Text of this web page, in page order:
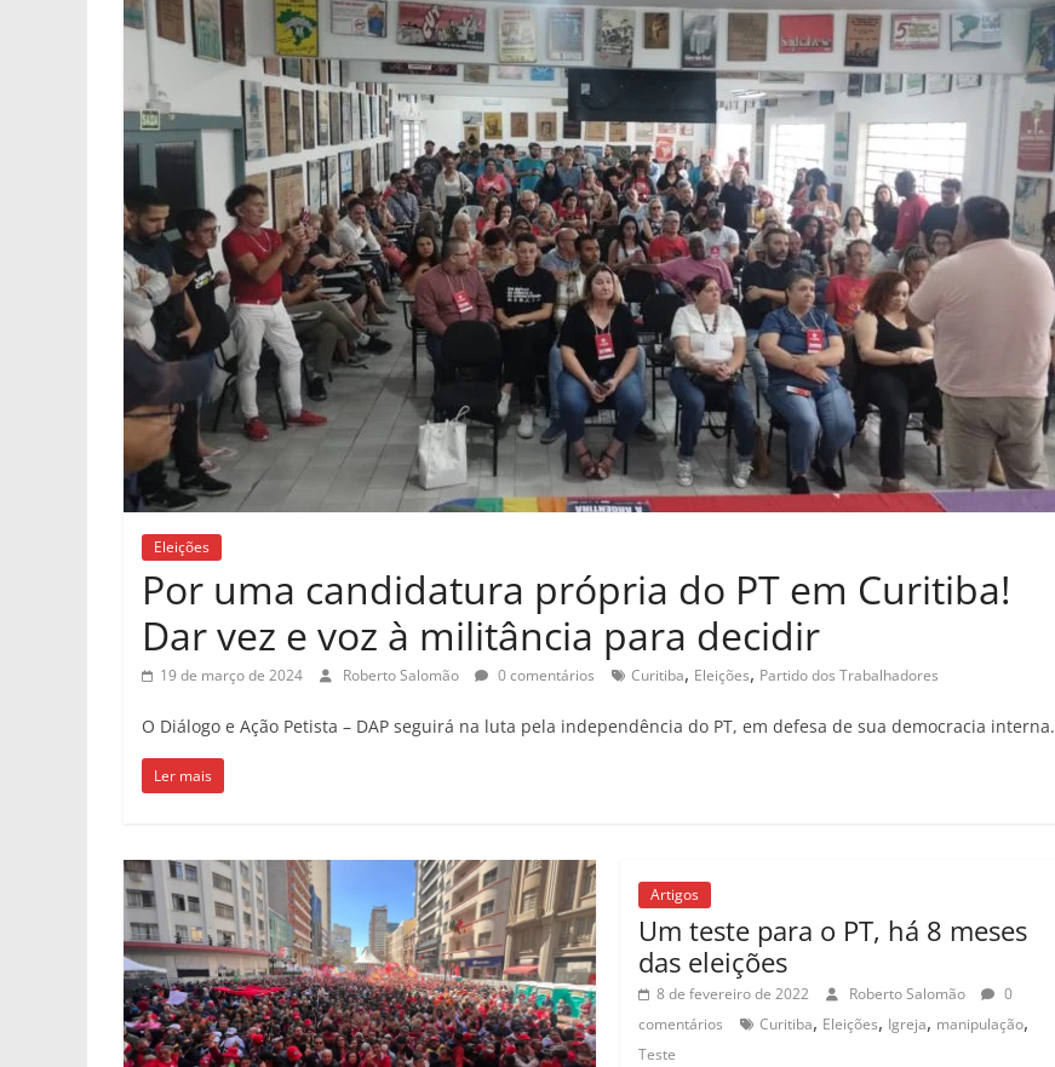
Eleições
Por uma candidatura própria do PT em Curitiba!
Dar vez e voz à militância para decidir
19 de março de 2024 Roberto Salomão 0 comentários Curitiba, Eleições, Partido dos Trabalhadores
O Diálogo e Ação Petista – DAP seguirá na luta pela independência do PT, em defesa de sua democracia interna.
Ler mais
Artigos
Um teste para o PT, há 8 meses
das eleições
8 de fevereiro de 2022 Roberto Salomão
0
comentários
Curitiba, Eleições, Igreja, manipulação,
Teste